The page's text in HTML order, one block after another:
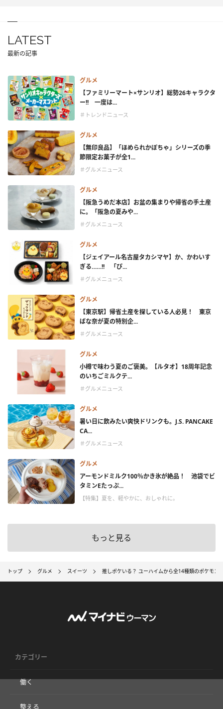
LATEST
最新の記事
グルメ
【ファミリーマート×サンリオ】総勢26キャラクタ
ー!! 一度は...
＃トレンドニュース
グルメ
【無印良品】「ほめられかぼちゃ」シリーズの季
節限定お菓子が全1...
＃グルメニュース
グルメ
【阪急うめだ本店】お盆の集まりや帰省の手土産
に。「阪急の夏みや...
＃グルメニュース
グルメ
【ジェイアール名古屋タカシマヤ】か、かわいす
ぎる……!! 「ぴ...
＃グルメニュース
グルメ
【東京駅】帰省土産を探している人必見！ 東京
ばな奈が夏の特別企...
＃グルメニュース
グルメ
小樽で味わう夏のご褒美。【ルタオ】18周年記念
のいちごミルクテ...
＃グルメニュース
グルメ
暑い日に飲みたい爽快ドリンクも。J.S. PANCAKE
CA...
＃グルメニュース
グルメ
アーモンドミルク100％かき氷が絶品！ 池袋でビ
タミンEたっぷ...
【特集】夏を、軽やかに、おしゃれに。
もっと見る
トップ グルメ スイーツ 推しポケいる？ ユーハイムから全14種類のポケモン
カテゴリー
働く
整える